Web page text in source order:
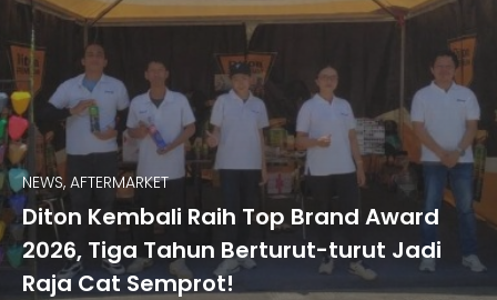
NEWS, AFTERMARKET
Diton Kembali Raih Top Brand Award
2026, Tiga Tahun Berturut-turut Jadi
Raja Cat Semprot!